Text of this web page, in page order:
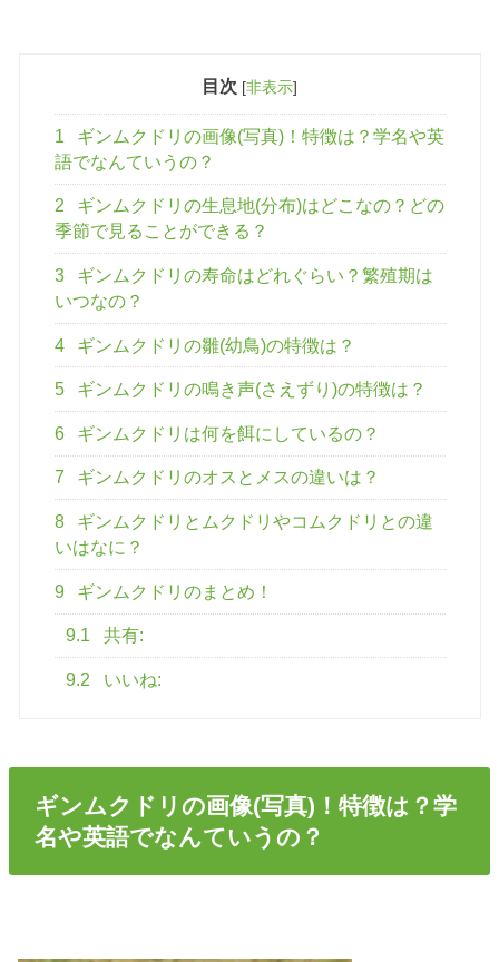
目次 [非表示]
1
ギンムクドリの画像(写真)！特徴は？学名や英
語でなんていうの？
2
ギンムクドリの生息地(分布)はどこなの？どの
季節で見ることができる？
3
ギンムクドリの寿命はどれぐらい？繁殖期は
いつなの？
4 ギンムクドリの雛(幼鳥)の特徴は？
5 ギンムクドリの鳴き声(さえずり)の特徴は？
6 ギンムクドリは何を餌にしているの？
7 ギンムクドリのオスとメスの違いは？
8
ギンムクドリとムクドリやコムクドリとの違
いはなに？
9 ギンムクドリのまとめ！
9.1 共有:
9.2 いいね:
ギンムクドリの画像(写真)！特徴は？学
名や英語でなんていうの？